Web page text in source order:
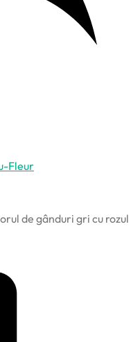
Fleur
de gânduri gri cu rozul